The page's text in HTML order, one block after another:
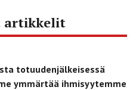
artikkelit
totuudenjälkeisessä
ymmärtää ihmisyytemme